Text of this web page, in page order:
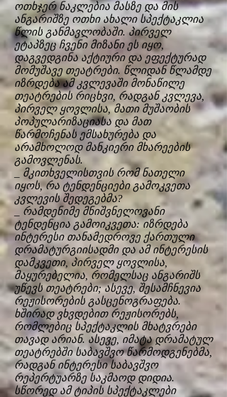
ოთხჯერ ნაკლებია მასზე და მის
ანგარიშზე ოთხი ახალი სპექტაკლია
წლის განმავლობაში. პირველ
ეტაპზეც ჩვენი მიზანი ეს იყო,
დაგვედგინა აქტიური და ეფექტურად
მომუშავე თეატრები. წლიდან წლამდე
იზრდება ამ კვლევაში მონაწილე
თეატრების რიცხვი, რადგან კვლევა,
პირველ ყოვლისა, მათი მუშაობის
პოპულარიზაციასა და მათ
წარმოჩენას ემსახურება და
არამხოლოდ მანკიერი მხარეების
გამოვლენას.
_ მკითხველისთვის რომ ნათელი
იყოს, რა ტენდენციები გამოკვეთა
კვლევის შედეგებმა?
_ რამდენიმე მნიშვნელოვანი
ტენდენცია გამოიკვეთა: იზრდება
ინტერესი თანამედროვე ქართული
დრამატურგიისადმი და ამ ინტერესის
დამკვეთი, პირველ ყოვლისა,
მაყურებელია, რომელსაც ანგარიშს
უწევს თეატრები; ასევე, შესამჩნევია
რეჟისორების გასცენოგრაფება.
ხშირად ვხვდებით რეჟისორებს,
რომლებიც სპექტაკლის მხატვრები
თავად არიან. ასევე, იმატა დრამატულ
თეატრებში საბავშვო წარმოდგენებმა,
რადგან ინტერესი საბავშვო
რეპერტუარზე საკმაოდ დიდია.
სწორედ ამ ტიპის სპექტაკლები